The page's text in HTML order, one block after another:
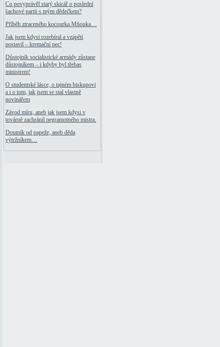
Co povyprávěl starý skicář o poslední
šachové partii s mým dědečkem?
Příběh ztraceného kocourka Mňouka…
Jak jsem kdysi rozebíral a vzápětí
postavil – kremační pec!
Důstojník socialistické armády zůstane
důstojníkem – i kdyby byl třebas
ministrem!
O studentské lásce, o tajném biskupovi
a i o tom, jak jsem se stal vlastně
novinářem
Závod míru, aneb jak jsem kdysi v
továrně zachránil negramotného mistra.
Doutník od papeže, aneb děda
výtržníkem…